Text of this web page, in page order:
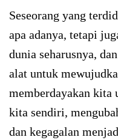
Seseorang yang
apa adanya, tetapi
dunia seharusnya,
alat untuk
memberdayakan
kita sendiri,
dan kegagalan